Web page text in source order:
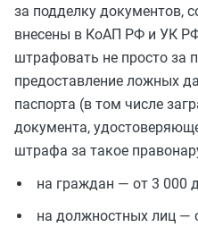
за подделку документов,
внесены в КоАП РФ и УК
штрафовать не просто за
предоставление ложных
паспорта (в том числе
документа,
штрафа за такое
на граждан — от 3 000
на должностных лиц —